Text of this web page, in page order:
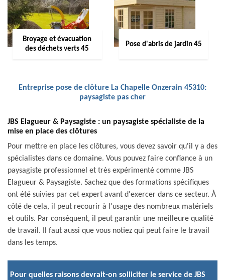
Broyage et évacuation
des déchets verts 45
Pose d'abris de jardin 45
Entreprise pose de clôture La Chapelle Onzerain 45310:
paysagiste pas cher
JBS Elagueur & Paysagiste : un paysagiste spécialiste de la
mise en place des clôtures
Pour mettre en place les clôtures, vous devez savoir qu'il y a des
spécialistes dans ce domaine. Vous pouvez faire confiance à un
paysagiste professionnel et très expérimenté comme JBS
Elagueur & Paysagiste. Sachez que des formations spécifiques
ont été suivies par cet expert avant d'exercer dans ce secteur. À
côté de cela, il peut recourir à l'usage des nombreux matériels
et outils. Par conséquent, il peut garantir une meilleure qualité
de travail. Il faut aussi que vous notiez qui peut faire le travail
dans les temps.
Pour quelles raisons devrait-on solliciter le service de JBS